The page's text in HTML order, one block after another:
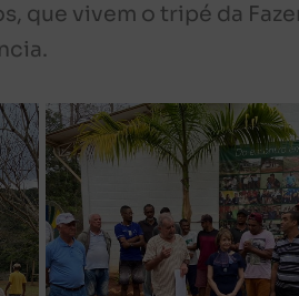
que vivem o tripé da